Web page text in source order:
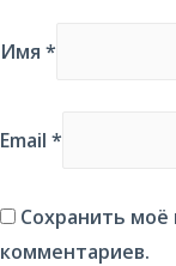
Имя*
Email*
Сохранить моё
комментариев.